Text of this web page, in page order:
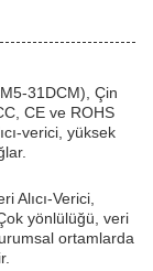
31DCM), Çin
CE ve ROHS
verici, yüksek
Alıcı-Verici,
yönlülüğü, veri
ortamlarda